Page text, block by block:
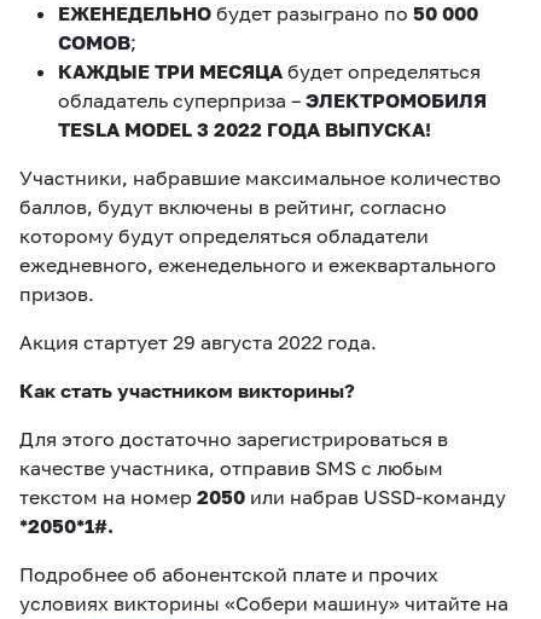
ЕЖЕНЕДЕЛЬНО будет разыграно по 50 000
СОМОВ;
КАЖДЫЕ ТРИ МЕСЯЦА будет определяться
обладатель суперприза – ЭЛЕКТРОМОБИЛЯ
TESLA MODEL 3 2022 ГОДА ВЫПУСКА!
Участники, набравшие максимальное количество
баллов, будут включены в рейтинг, согласно
которому будут определяться обладатели
ежедневного, еженедельного и ежеквартального
призов.
Акция стартует 29 августа 2022 года.
Как стать участником викторины?
Для этого достаточно зарегистрироваться в
качестве участника, отправив SMS с любым
текстом на номер 2050 или набрав USSD-команду
*2050*1#.
Подробнее об абонентской плате и прочих
условиях викторины «Собери машину» читайте на